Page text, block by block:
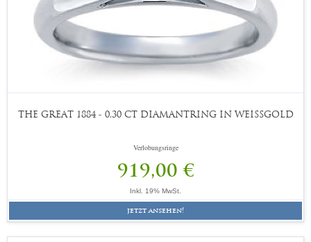
THE GREAT 1884 - 0,30 CT DIAMANTRING IN WEISSGOLD
Verlobungsringe
919,00 €
Inkl. 19% MwSt.
jetzt ansehen!